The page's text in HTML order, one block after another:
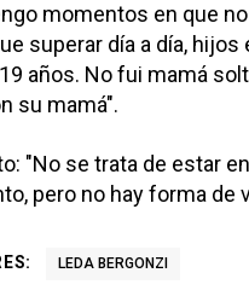
momentos en que
superar día a día,
años. No fui mamá
su mamá".
"No se trata de estar
pero no hay forma de
LEDA BERGONZI